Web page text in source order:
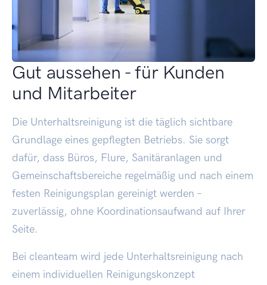
Gut aussehen - für Kunden
und Mitarbeiter
Die Unterhaltsreinigung ist die täglich sichtbare
Grundlage eines gepflegten Betriebs. Sie sorgt
dafür, dass Büros, Flure, Sanitäranlagen und
Gemeinschaftsbereiche regelmäßig und nach einem
festen Reinigungsplan gereinigt werden –
zuverlässig, ohne Koordinationsaufwand auf Ihrer
Seite.
Bei cleanteam wird jede Unterhaltsreinigung nach
einem individuellen Reinigungskonzept